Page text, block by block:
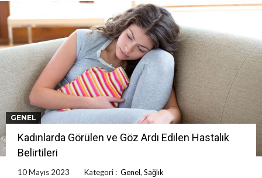
GENEL
Kadınlarda Görülen ve Göz Ardı Edilen Hastalık
Belirtileri
10 Mayıs 2023 Kategori : Genel, Sağlık